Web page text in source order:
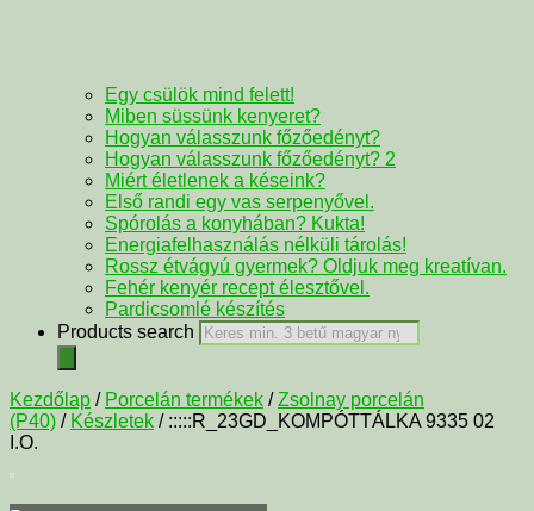
Egy csülök mind felett!
Miben süssünk kenyeret?
Hogyan válasszunk főzőedényt?
Hogyan válasszunk főzőedényt? 2
Miért életlenek a késeink?
Első randi egy vas serpenyővel.
Spórolás a konyhában? Kukta!
Energiafelhasználás nélküli tárolás!
Rossz étvágyú gyermek? Oldjuk meg kreatívan.
Fehér kenyér recept élesztővel.
Pardicsomlé készítés
Products search
Kezdőlap / Porcelán termékek /Zsolnay porcelán
(P40) / Készletek / :::::R_23GD_KOMPÓTTÁLKA 9335 02
I.O.